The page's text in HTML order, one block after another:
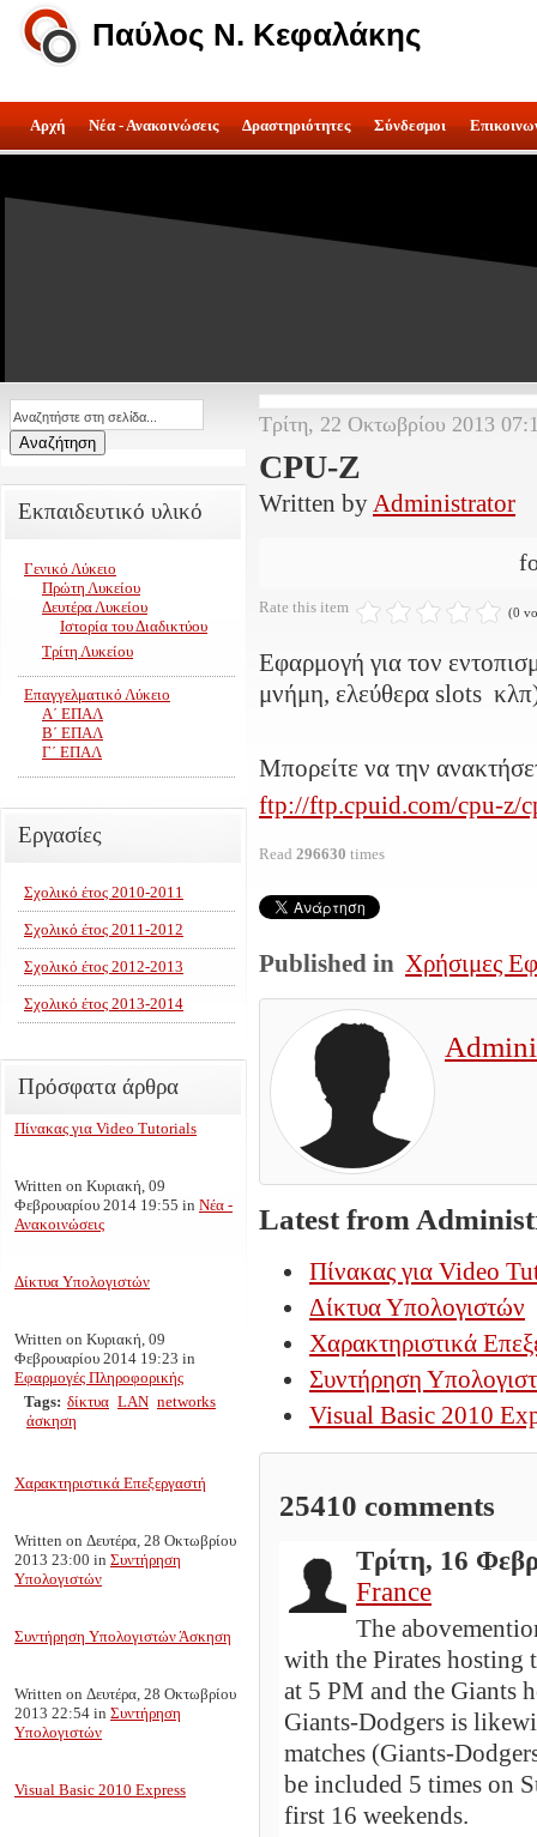
Παύλος Ν. Κεφαλάκης
Αρχή Νέα - Ανακοινώσεις Δραστηριότητες Σύνδεσμοι
Εκπαιδευτικό υλικό
Γενικό Λύκειο
Πρώτη Λυκείου
Δευτέρα Λυκείου
Ιστορία του Διαδικτύου
Τρίτη Λυκείου
Επαγγελματικό Λύκειο
Α΄ ΕΠΑΛ
Β΄ ΕΠΑΛ
Γ΄ ΕΠΑΛ
Εργασίες
Σχολικό έτος 2010-2011
Σχολικό έτος 2011-2012
Σχολικό έτος 2012-2013
Σχολικό έτος 2013-2014
Πρόσφατα άρθρα
Πίνακας για Video Tutorials
Written on Κυριακή, 09
Φεβρουαρίου 2014 19:55 in Νέα -
Ανακοινώσεις
Δίκτυα Υπολογιστών
Written on Κυριακή, 09
Φεβρουαρίου 2014 19:23 in
Εφαρμογές Πληροφορικής
Tags: δίκτυα LAN networks
άσκηση
Χαρακτηριστικά Επεξεργαστή
Written on Δευτέρα, 28 Οκτωβρίου
2013 23:00 in Συντήρηση
Υπολογιστών
Συντήρηση Υπολογιστών Άσκηση
Written on Δευτέρα, 28 Οκτωβρίου
2013 22:54 in Συντήρηση
Υπολογιστών
Visual Basic 2010 Express
Τρίτη, 22 Οκτωβρίου 2013
CPU-Z
Written byAdministrator
Rate this item (0
Εφαρμογή για τον
μνήμη, ελεύθερα slots
Μπορείτε να την
ftp://ftp.cpuid.com/cpu-z/
Read 296630 times
Published in Χρήσιμες
Latest from
Πίνακας για Video
Δίκτυα Υπολογιστών
Χαρακτηριστικά
Συντήρηση
Visual Basic 2010
25410 comments
Τρίτη, 16
France
The
with the Pirates hosting
at 5 PM and the Giants
Giants-Dodgers is
matches (Giants-
be included 5 times on
first 16 weekends.